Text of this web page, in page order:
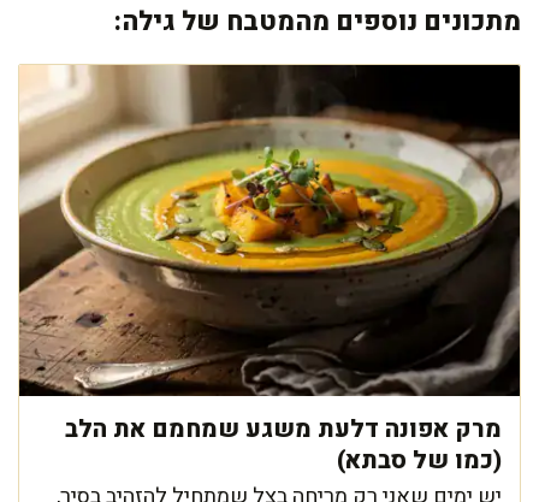
מתכונים נוספים מהמטבח של גילה:
מרק אפונה דלעת משגע שמחמם את הלב
(כמו של סבתא)